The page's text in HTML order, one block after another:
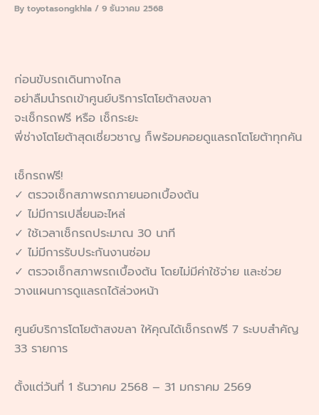
By toyotasongkhla / 9 ธันวาคม 2568
ก่อนขับรถเดินทางไกล
อย่าลืมนำรถเข้าศูนย์บริการโตโยต้าสงขลา
จะเช็กรถฟรี หรือ เช็กระยะ
พี่ช่างโตโยต้าสุดเชี่ยวชาญ ก็พร้อมคอยดูแลรถโตโยต้าทุกคัน
เช็กรถฟรี!
✓ ตรวจเช็กสภาพรถภายนอกเบื้องต้น
✓ ไม่มีการเปลี่ยนอะไหล่
✓ ใช้เวลาเช็กรถประมาณ 30 นาที
✓ ไม่มีการรับประกันงานซ่อม
✓ ตรวจเช็กสภาพรถเบื้องต้น โดยไม่มีค่าใช้จ่าย และช่วย
วางแผนการดูแลรถได้ล่วงหน้า
ศูนย์บริการโตโยต้าสงขลา ให้คุณได้เช็กรถฟรี 7 ระบบสำคัญ
33 รายการ
ตั้งแต่วันที่ 1 ธันวาคม 2568 – 31 มกราคม 2569